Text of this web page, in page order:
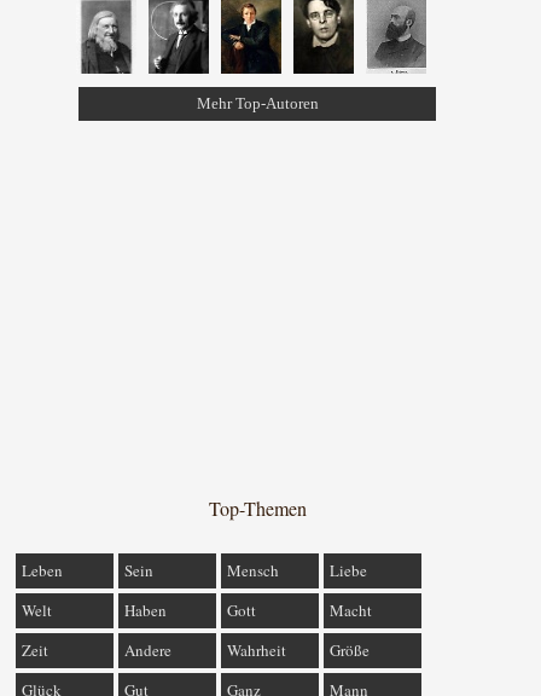
Mehr Top-Autoren
Top-Themen
Leben Sein Mensch
Liebe
Welt
Haben Gott
Macht
Zeit
Andere Wahrheit
Größe
Glück
Gut Ganz Mann